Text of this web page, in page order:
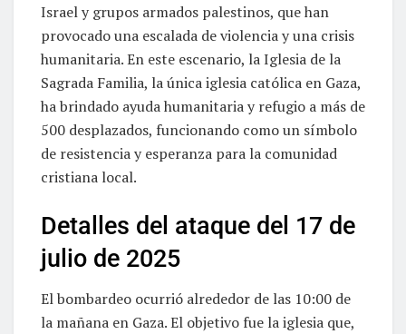
Israel y grupos armados palestinos, que han
provocado una escalada de violencia y una crisis
humanitaria. En este escenario, la Iglesia de la
Sagrada Familia, la única iglesia católica en Gaza,
ha brindado ayuda humanitaria y refugio a más de
500 desplazados, funcionando como un símbolo
de resistencia y esperanza para la comunidad
cristiana local.
Detalles del ataque del 17 de
julio de 2025
El bombardeo ocurrió alrededor de las 10:00 de
la mañana en Gaza. El objetivo fue la iglesia que,